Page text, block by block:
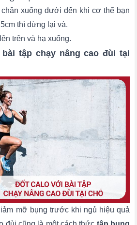
xuống dưới đến khi cơ thể bạn
thì dừng lại và.
trên và hạ xuống.
tập chạy nâng cao đùi tại
mỡ bụng trước khi ngủ hiệu quả